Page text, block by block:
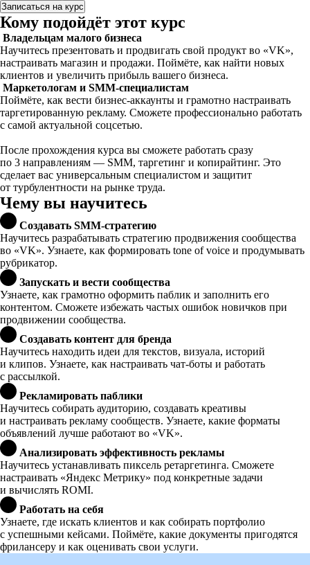
Записаться на курс
Кому подойдёт этот курс
Владельцам малого бизнеса
Научитесь презентовать и продвигать свой продукт во «VK»,
настраивать магазин и продажи. Поймёте, как найти новых
клиентов и увеличить прибыль вашего бизнеса.
Маркетологам и SMM-специалистам
Поймёте, как вести бизнес-аккаунты и грамотно настраивать
таргетированную рекламу. Сможете профессионально работать
с самой актуальной соцсетью.
После прохождения курса вы сможете работать сразу
по 3 направлениям — SMM, таргетинг и копирайтинг. Это
сделает вас универсальным специалистом и защитит
от турбулентности на рынке труда.
Чему вы научитесь
Создавать SMM-стратегию
Научитесь разрабатывать стратегию продвижения сообщества
во «VK». Узнаете, как формировать tone of voice и продумывать
рубрикатор.
Запускать и вести сообщества
Узнаете, как грамотно оформить паблик и заполнить его
контентом. Сможете избежать частых ошибок новичков при
продвижении сообщества.
Создавать контент для бренда
Научитесь находить идеи для текстов, визуала, историй
и клипов. Узнаете, как настраивать чат-боты и работать
с рассылкой.
Рекламировать паблики
Научитесь собирать аудиторию, создавать креативы
и настраивать рекламу сообществ. Узнаете, какие форматы
объявлений лучше работают во «VK».
Анализировать эффективность рекламы
Научитесь устанавливать пиксель ретаргетинга. Сможете
настраивать «Яндекс Метрику» под конкретные задачи
и вычислять ROMI.
Работать на себя
Узнаете, где искать клиентов и как собирать портфолио
с успешными кейсами. Поймёте, какие документы пригодятся
фрилансеру и как оценивать свои услуги.